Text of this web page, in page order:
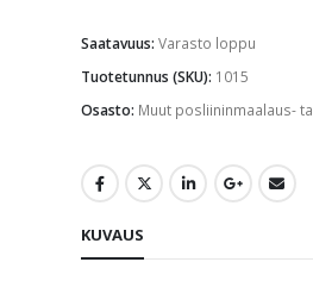
Saatavuus: Varasto loppu
Tuotetunnus (SKU): 1015
Osasto: Muut posliininmaalaus-
KUVAUS